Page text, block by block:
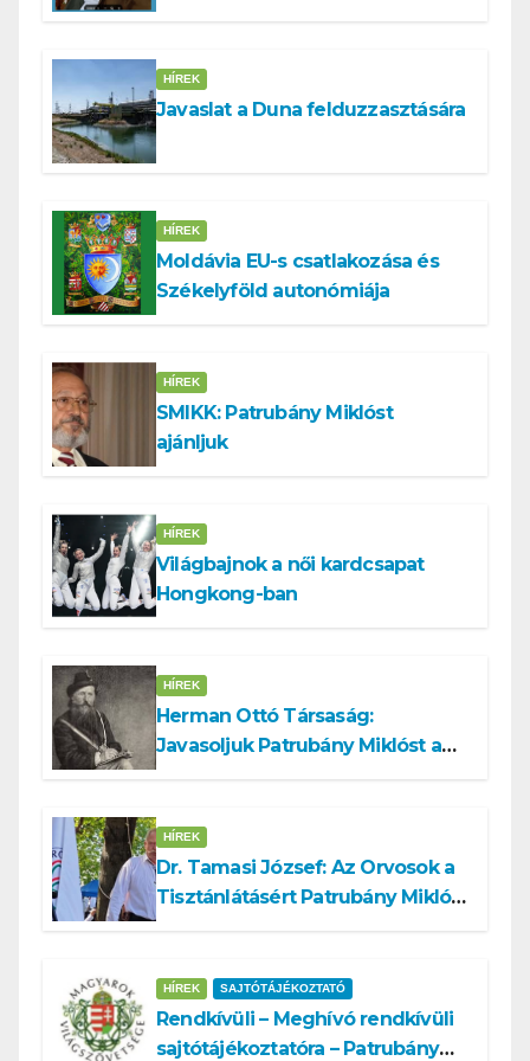
HÍREK
Javaslat a Duna felduzzasztására
HÍREK
Moldávia EU-s csatlakozása és
Székelyföld autonómiája
HÍREK
SMIKK: Patrubány Miklóst
ajánljuk
HÍREK
Világbajnok a női kardcsapat
Hongkong-ban
HÍREK
Herman Ottó Társaság:
Javasoljuk Patrubány Miklóst a
HÍREK
Dr. Tamasi József: Az Orvosok a
Tisztánlátásért Patrubány Miklóst
HÍREK SAJTÓTÁJÉKOZTATÓ
Rendkívüli – Meghívó rendkívüli
sajtótájékoztatóra – Patrubány